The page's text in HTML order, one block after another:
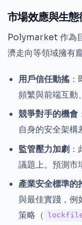
市場效應與生態
Polymarket 作為
濟走向等領域擁有
用戶信任動搖：
頻繁與前端互動
競爭對手的機會
自身的安全架構
監管壓力加劇
議題上。預測市
產業安全標準的
與最佳實踐，例
策略（